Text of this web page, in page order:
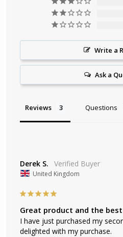
Write a
Ask a
Reviews Questions
Derek S.
United Kingdom
Great product and the
I have just purchased my
delighted with my purchase.